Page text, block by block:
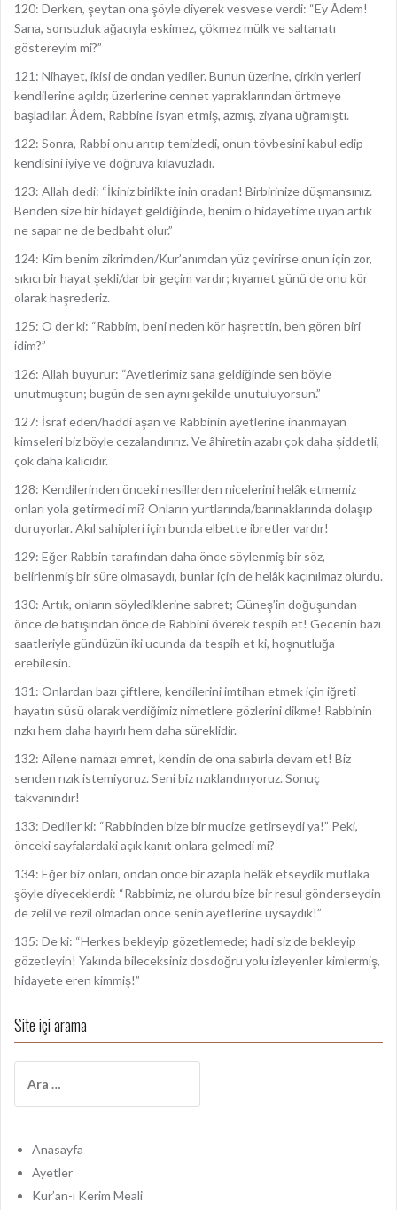
120: Derken, şeytan ona şöyle diyerek vesvese verdi: “Ey Âdem!
Sana, sonsuzluk ağacıyla eskimez, çökmez mülk ve saltanatı
göstereyim mi?”
121: Nihayet, ikisi de ondan yediler. Bunun üzerine, çirkin yerleri
kendilerine açıldı; üzerlerine cennet yapraklarından örtmeye
başladılar. Âdem, Rabbine isyan etmiş, azmış, ziyana uğramıştı.
122: Sonra, Rabbi onu arıtıp temizledi, onun tövbesini kabul edip
kendisini iyiye ve doğruya kılavuzladı.
123: Allah dedi: “İkiniz birlikte inin oradan! Birbirinize düşmansınız.
Benden size bir hidayet geldiğinde, benim o hidayetime uyan artık
ne sapar ne de bedbaht olur.”
124: Kim benim zikrimden/Kur’anımdan yüz çevirirse onun için zor,
sıkıcı bir hayat şekli/dar bir geçim vardır; kıyamet günü de onu kör
olarak haşrederiz.
125: O der ki: “Rabbim, beni neden kör haşrettin, ben gören biri
idim?”
126: Allah buyurur: “Ayetlerimiz sana geldiğinde sen böyle
unutmuştun; bugün de sen aynı şekilde unutuluyorsun.”
127: İsraf eden/haddi aşan ve Rabbinin ayetlerine inanmayan
kimseleri biz böyle cezalandırırız. Ve âhiretin azabı çok daha şiddetli,
çok daha kalıcıdır.
128: Kendilerinden önceki nesillerden nicelerini helâk etmemiz
onları yola getirmedi mi? Onların yurtlarında/barınaklarında dolaşıp
duruyorlar. Akıl sahipleri için bunda elbette ibretler vardır!
129: Eğer Rabbin tarafından daha önce söylenmiş bir söz,
belirlenmiş bir süre olmasaydı, bunlar için de helâk kaçınılmaz olurdu.
130: Artık, onların söylediklerine sabret; Güneş’in doğuşundan
önce de batışından önce de Rabbini överek tespih et! Gecenin bazı
saatleriyle gündüzün iki ucunda da tespih et ki, hoşnutluğa
erebilesin.
131: Onlardan bazı çiftlere, kendilerini imtihan etmek için iğreti
hayatın süsü olarak verdiğimiz nimetlere gözlerini dikme! Rabbinin
rızkı hem daha hayırlı hem daha süreklidir.
132: Ailene namazı emret, kendin de ona sabırla devam et! Biz
senden rızık istemiyoruz. Seni biz rızıklandırıyoruz. Sonuç
takvanındır!
133: Dediler ki: “Rabbinden bize bir mucize getirseydi ya!” Peki,
önceki sayfalardaki açık kanıt onlara gelmedi mi?
134: Eğer biz onları, ondan önce bir azapla helâk etseydik mutlaka
şöyle diyeceklerdi: “Rabbimiz, ne olurdu bize bir resul gönderseydin
de zelil ve rezil olmadan önce senin ayetlerine uysaydık!”
135: De ki: “Herkes bekleyip gözetlemede; hadi siz de bekleyip
gözetleyin! Yakında bileceksiniz dosdoğru yolu izleyenler kimlermiş,
hidayete eren kimmiş!”
Site içi arama
a
a
Anasayfa
Ayetler
Kur’an-ı Kerim Meali